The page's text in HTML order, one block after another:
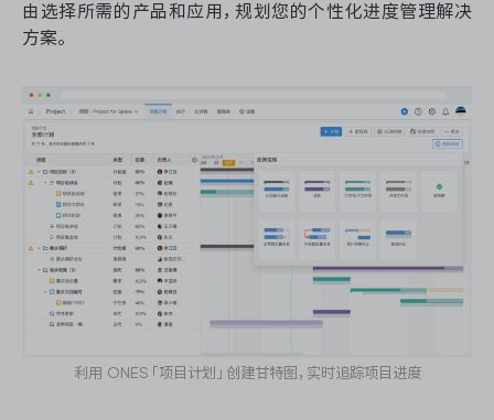
由选择所需的产品和应用，规划您的个性化进度管理解决
方案。
利用 ONES「项目计划」创建甘特图，实时追踪项目进度